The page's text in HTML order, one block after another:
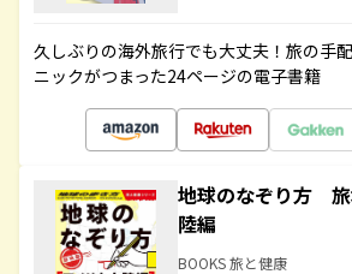
久しぶりの海外旅行でも大丈夫！旅の手
ニックがつまった24ページの電子書籍
地球のなぞり方
陸編
BOOKS 旅と健康